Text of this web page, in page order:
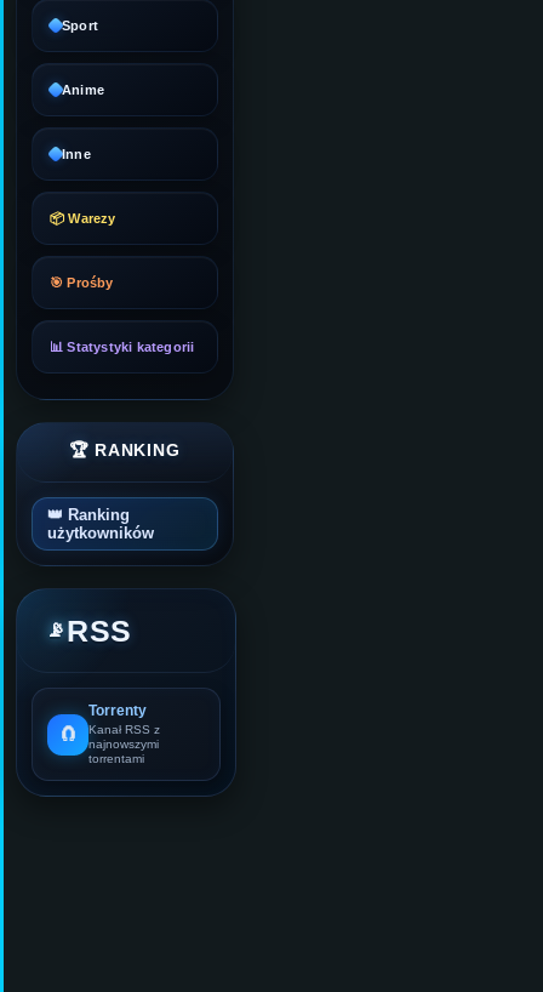
Sport
Anime
Inne
📦 Warezy
🎯 Prośby
📊 Statystyki kategorii
🏆 RANKING
👑 Ranking
użytkowników
📡RSS
🧲
Torrenty
Kanał RSS z
najnowszymi
torrentami